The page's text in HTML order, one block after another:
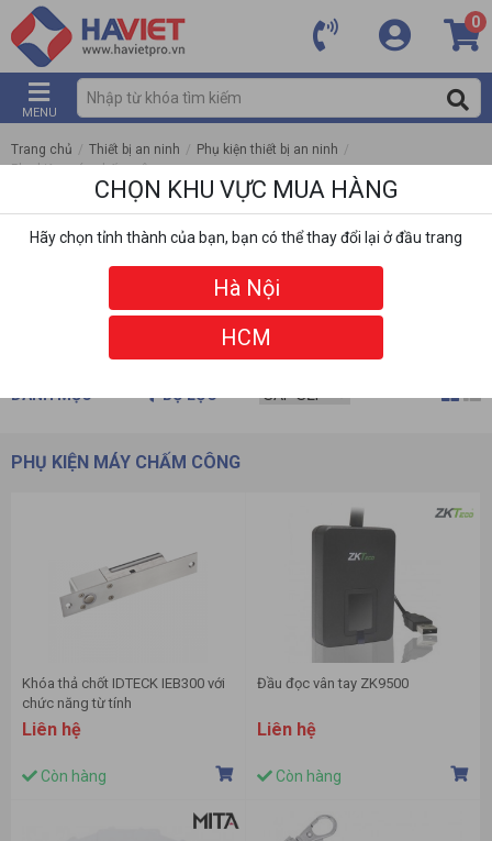
0
MENU
Trang chủ / Thiết bị an ninh / Phụ kiện thiết bị an ninh /
Phụ kiện máy chấm công
DANH MỤC BỘ LỌC
PHỤ KIỆN MÁY CHẤM CÔNG
Khóa thả chốt IDTECK IEB300 với
chức năng từ tính
Liên hệ
Còn hàng
Đầu đọc vân tay ZK9500
Liên hệ
Còn hàng
CHỌN KHU VỰC MUA HÀNG
Hãy chọn tỉnh thành của bạn, bạn có thể thay đổi lại ở đầu trang
Hà Nội
HCM